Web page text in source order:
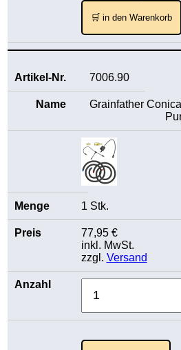
🛒 in den Warenkorb
7006.90
Grainfather
1 Stk.
77,95 €
inkl. MwSt.
zzgl. Versand